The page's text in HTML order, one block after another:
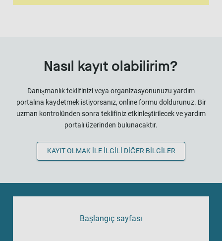
Nasıl kayıt olabilirim?
Danışmanlık teklifinizi veya organizasyonunuzu yardım
portalına kaydetmek istiyorsanız, online formu doldurunuz. Bir
uzman kontrolünden sonra teklifiniz etkinleştirilecek ve yardım
portalı üzerinden bulunacaktır.
KAYIT OLMAK ILE ILGILI DIĞER BILGILER
Başlangıç sayfası